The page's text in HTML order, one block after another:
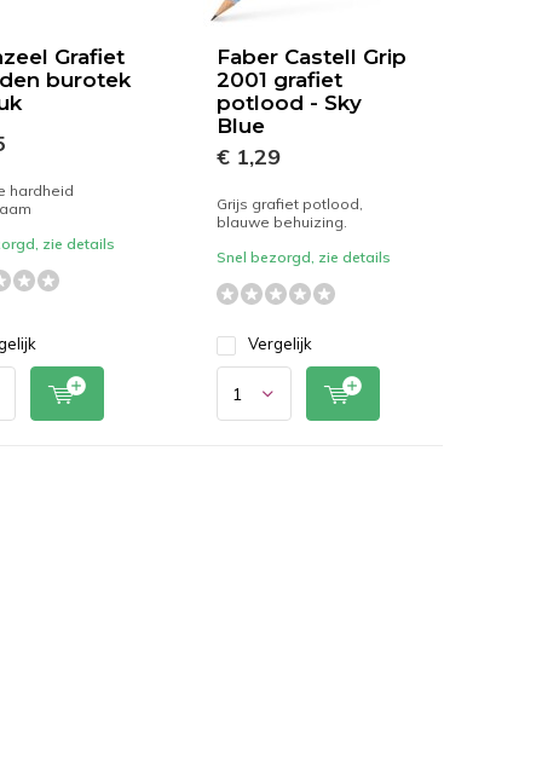
Grafiet
burotek
hardheid
zie details
Faber Castell Grip
2001 grafiet
potlood - Sky
Blue
€ 1,29
Grijs grafiet potlood,
blauwe behuizing.
Snel bezorgd, zie details
Vergelijk